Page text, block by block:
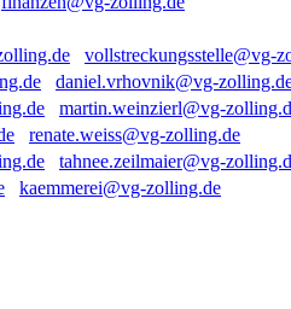
vollstreckungsstelle@vg-
daniel.vrhovnik@vg-
martin.weinzierl@vg-
renate.weiss@vg-zolling.de
tahnee.zeilmaier@vg-
kaemmerei@vg-zolling.de